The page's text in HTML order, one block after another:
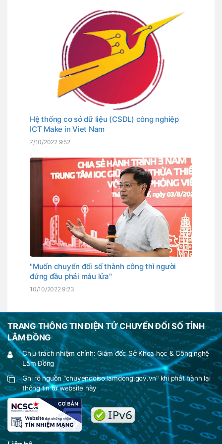
Hệ thống cơ sở dữ liệu (CSDL) công nghiệp
ICT Make in Viet Nam
7/10/2022 9:52
"Muốn chuyển đổi số thành công thì người
đứng đầu phải máu lửa"
10/10/2022 9:23
TRANG THÔNG TIN ĐIỆN TỬ CHUYỂN ĐỔI SỐ TỈNH
LÂM ĐỒNG
Chịu trách nhiệm chính: Giám đốc Sở Khoa học & Công nghệ
Lâm Đồng
Ghi rõ nguồn "chuyendoiso.lamdong.gov.vn" khi phát hành lại
thông tin từ website này